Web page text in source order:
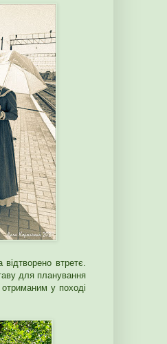
втретє.
для планування
у поході